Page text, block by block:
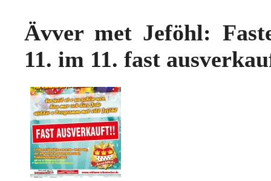
Ävver met Jeföhl:
11. im 11. fast